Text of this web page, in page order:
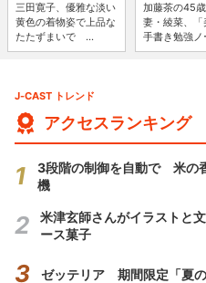
三田寛子、優雅な淡い
黄色の着物姿で上品な
たたずまいで ...
加藤茶の45
妻・綾菜、「
手書き勉強ノ
J-CAST トレンド
アクセスランキング
3段階の制御を自動で 米の
機
米津玄師さんがイラストと
ース菓子
ゼッテリア 期間限定「夏の